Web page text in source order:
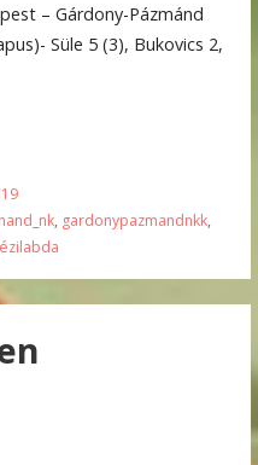
– Gárdony-Pázmánd
Süle 5 (3), Bukovics 2,
, gardonypazmandnkk,